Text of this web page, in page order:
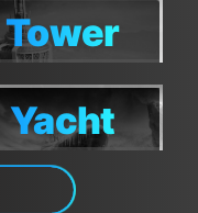
Tower
Tower
Yacht
Yacht